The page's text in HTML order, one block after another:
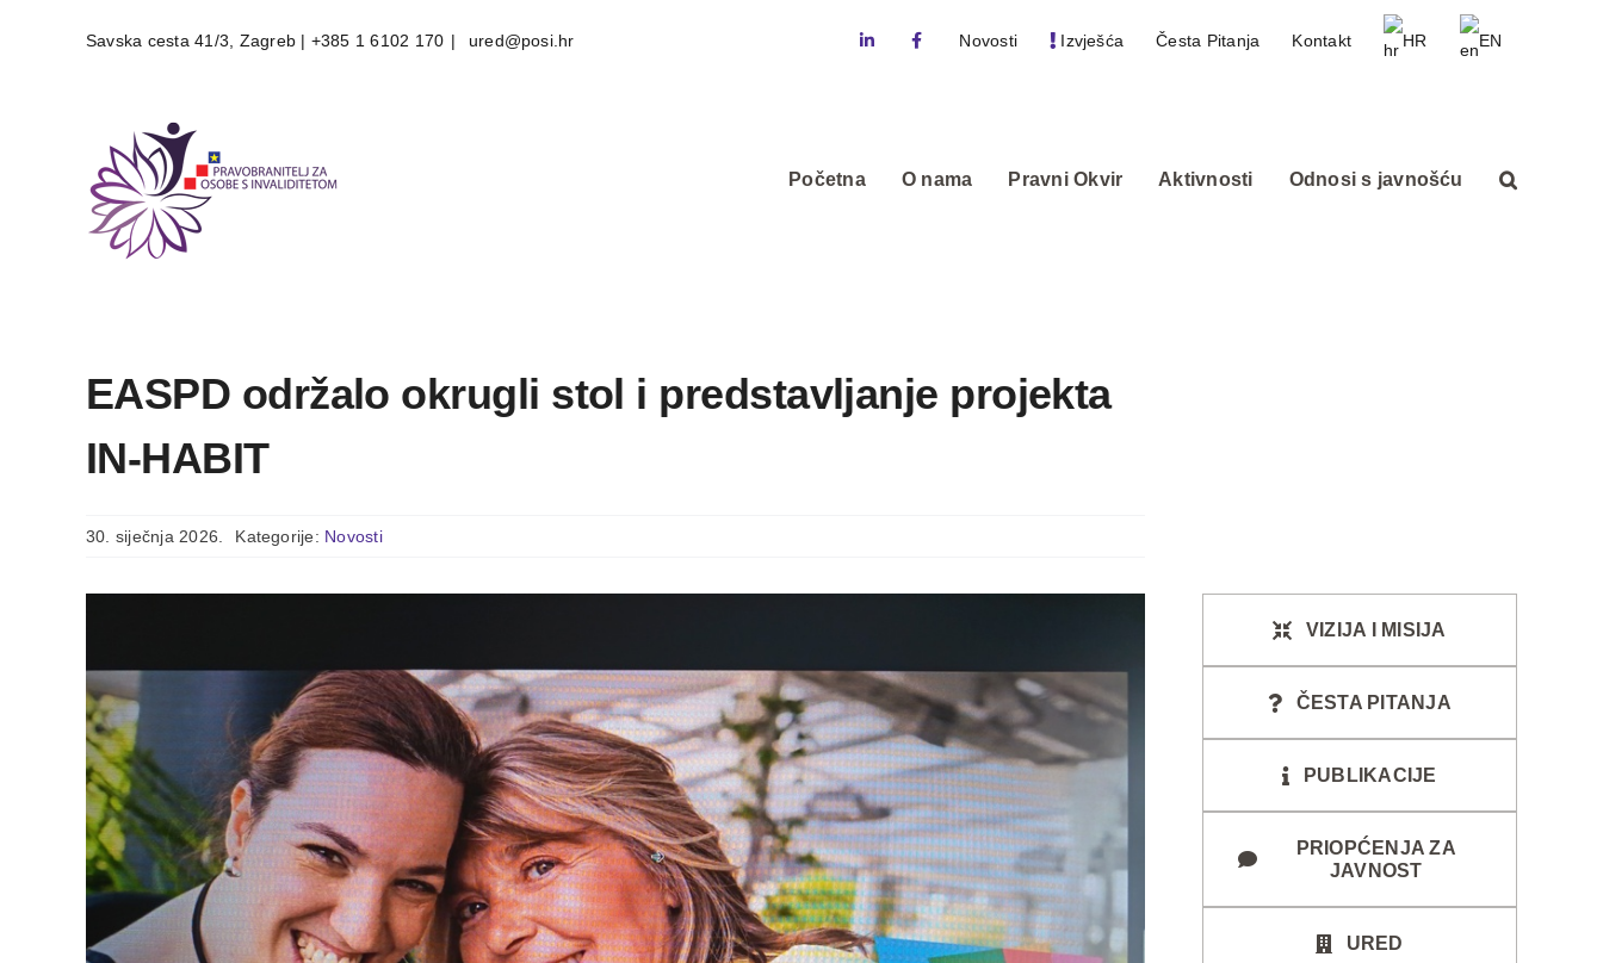
Savska cesta 41/3, Zagreb | +385 1 6102 170 | ured@posi.hr Novosti Izvješća Česta Pitanja Kontakt HR EN
Početna O nama Pravni Okvir Aktivnosti Odnosi s javnošću
EASPD održalo okrugli stol i predstavljanje projekta
IN-HABIT
30. siječnja 2026. Kategorije: Novosti
VIZIJA I MISIJA
ČESTA PITANJA
PUBLIKACIJE
PRIOPĆENJA ZA
JAVNOST
URED